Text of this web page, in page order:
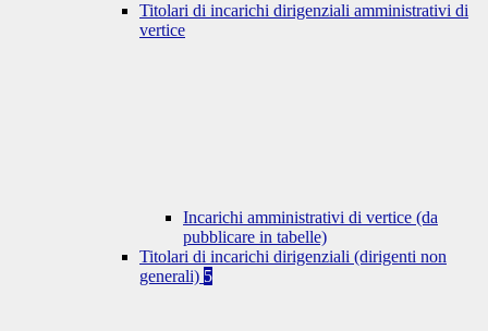
Titolari di incarichi dirigenziali amministrativi di
vertice
Incarichi amministrativi di vertice (da
pubblicare in tabelle)
Titolari di incarichi dirigenziali (dirigenti non
generali) 5